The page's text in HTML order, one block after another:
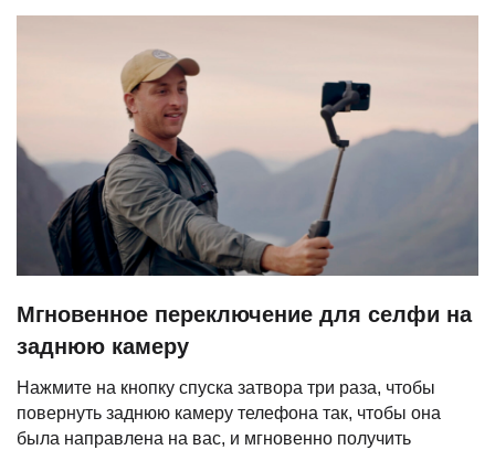
Мгновенное переключение для селфи на
заднюю камеру
Нажмите на кнопку спуска затвора три раза, чтобы
повернуть заднюю камеру телефона так, чтобы она
была направлена на вас, и мгновенно получить